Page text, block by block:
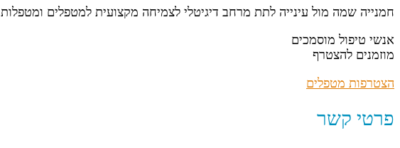
חמנייה שמה מול עינייה לתת מרחב דיגיטלי לצמיחה מקצועית למטפלים ומטפלות
אנשי טיפול מוסמכים
מוזמנים להצטרף
הצטרפות מטפלים
פרטי קשר